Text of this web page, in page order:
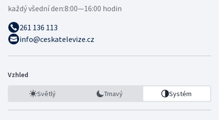
každý všední den:8:00—16:00 hodin
261 136 113
info@ceskatelevize.cz
Vzhled
Světlý Tmavý Systém